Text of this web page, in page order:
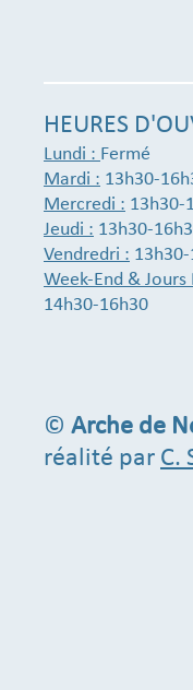
HEURES
Lundi : Fermé
Mardi : 13h30-
Mercredi : 13h30-
Jeudi : 13h30-
Vendredri :
Week-End & Jours
14h30-16h30
© Arche de
réalité par C.